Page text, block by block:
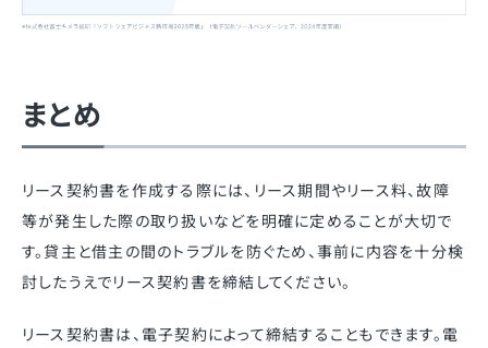
まとめ
リース契約書を作成する際には、リース期間やリース料、故障
等が発生した際の取り扱いなどを明確に定めることが大切で
す。貸主と借主の間のトラブルを防ぐため、事前に内容を十分検
討したうえでリース契約書を締結してください。
リース契約書は、電子契約によって締結することもできます。電